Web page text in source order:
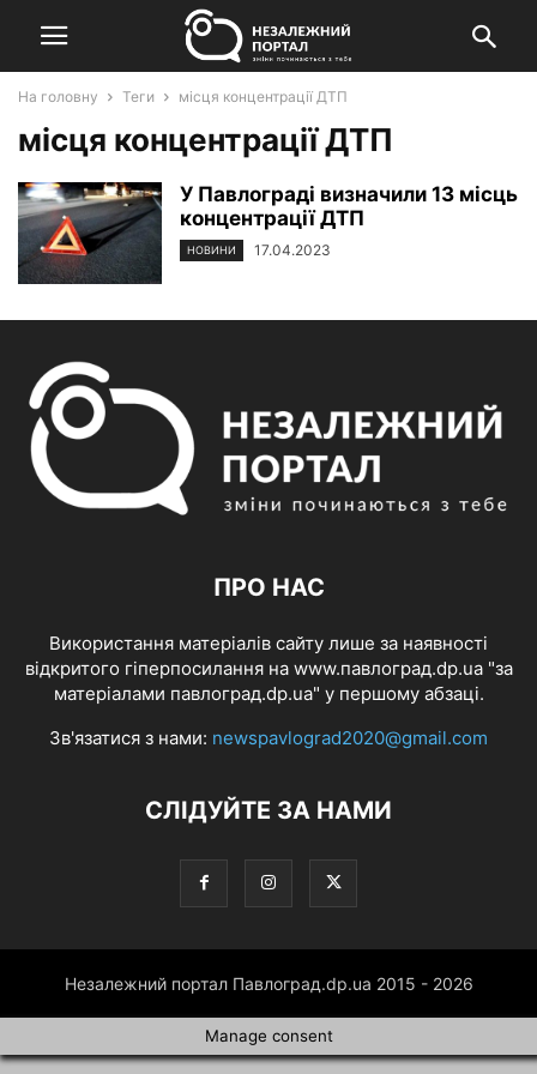
На головну Теги місця концентрації ДТП
місця концентрації ДТП
У Павлограді визначили 13 місць
концентрації ДТП
НОВИНИ 17.04.2023
ПРО НАС
Використання матеріалів сайту лише за наявності
відкритого гіперпосилання на www.павлоград.dp.ua "за
матеріалами павлоград.dp.ua" у першому абзаці.
Зв'язатися з нами: newspavlograd2020@gmail.com
СЛІДУЙТЕ ЗА НАМИ
Незалежний портал Павлоград.dp.ua 2015 - 2026
Manage consent